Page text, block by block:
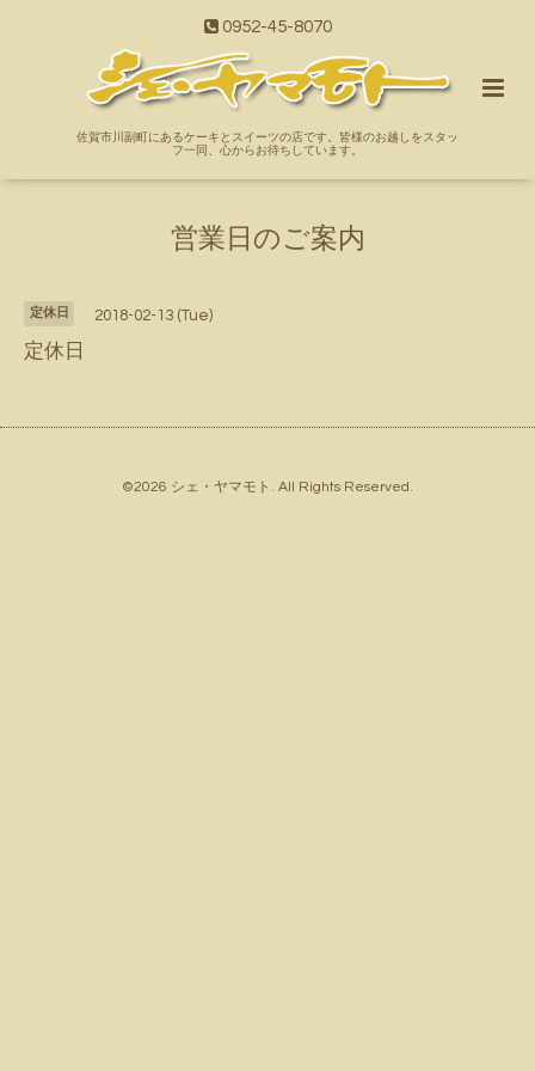
0952-45-8070
佐賀市川副町にあるケーキとスイーツの店です。皆様のお越しをスタッ
フ一同、心からお待ちしています。
営業日のご案内
定休日 2018-02-13 (Tue)
定休日
©2026 シェ・ヤマモト . All Rights Reserved.